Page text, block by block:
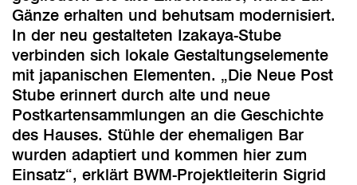
Gänze erhalten und behutsam modernisiert.
In der neu gestalteten Izakaya-Stube
verbinden sich lokale Gestaltungselemente
mit japanischen Elementen. „Die Neue Post
Stube erinnert durch alte und neue
Postkartensammlungen an die Geschichte
des Hauses. Stühle der ehemaligen Bar
wurden adaptiert und kommen hier zum
Einsatz“, erklärt BWM-Projektleiterin Sigrid